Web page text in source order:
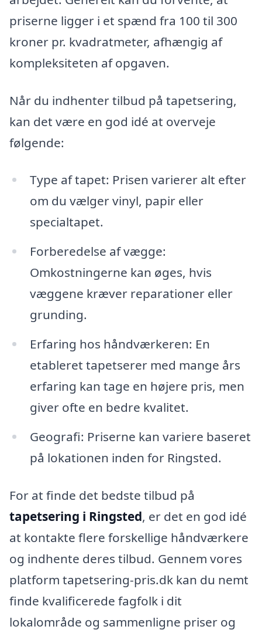
priserne ligger i et spænd fra 100 til 300
kroner pr. kvadratmeter, afhængig af
kompleksiteten af opgaven.
Når du indhenter tilbud på tapetsering,
kan det være en god idé at overveje
følgende:
Type af tapet: Prisen varierer alt efter
om du vælger vinyl, papir eller
specialtapet.
Forberedelse af vægge:
Omkostningerne kan øges, hvis
væggene kræver reparationer eller
grunding.
Erfaring hos håndværkeren: En
etableret tapetserer med mange års
erfaring kan tage en højere pris, men
giver ofte en bedre kvalitet.
Geografi: Priserne kan variere baseret
på lokationen inden for Ringsted.
For at finde det bedste tilbud på
tapetsering i Ringsted, er det en god idé
at kontakte flere forskellige håndværkere
og indhente deres tilbud. Gennem vores
platform tapetsering-pris.dk kan du nemt
finde kvalificerede fagfolk i dit
lokalområde og sammenligne priser og